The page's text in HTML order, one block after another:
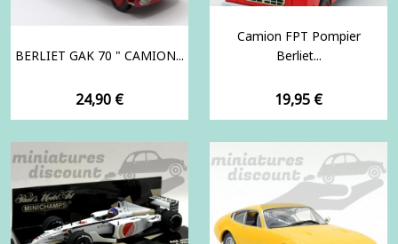
BERLIET GAK 70 " CAMION...
Prix
24,90 €
Camion FPT Pompier
Berliet...
Prix
19,95 €